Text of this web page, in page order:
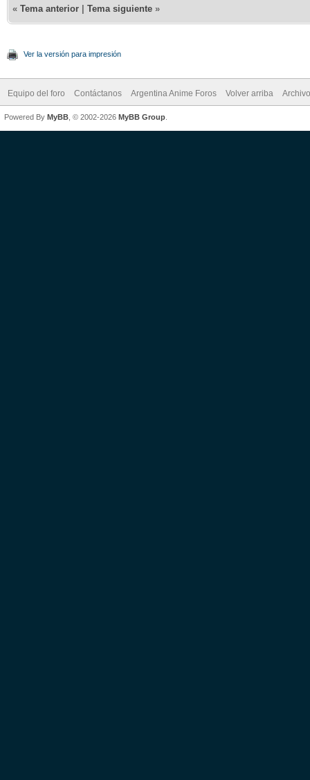
« Tema anterior Tema siguiente »
Ver la versión para impresión
Equipo del foro Contáctanos Argentina Anime Foros Volver arriba
Powered By MyBB , © 2002-2026 MyBB Group